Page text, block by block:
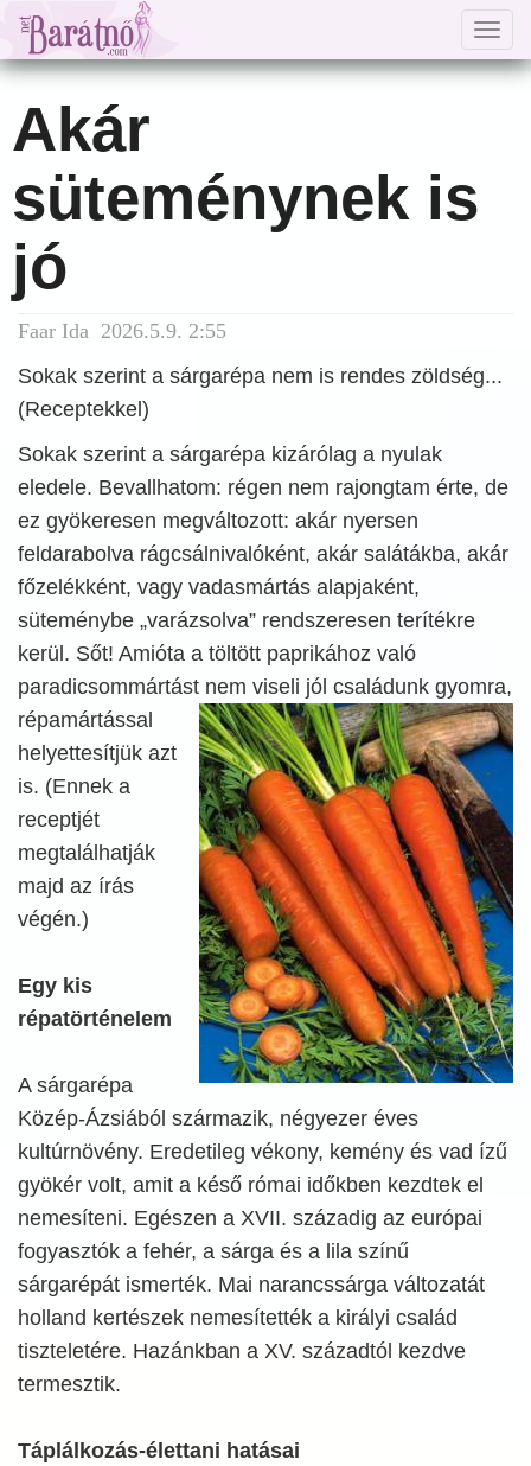
Akár
süteménynek is
jó
Faar Ida 2026.5.9. 2:55
Sokak szerint a sárgarépa nem is rendes zöldség...
(Receptekkel)
Sokak szerint a sárgarépa kizárólag a nyulak
eledele. Bevallhatom: régen nem rajongtam érte, de
ez gyökeresen megváltozott: akár nyersen
feldarabolva rágcsálnivalóként, akár salátákba, akár
főzelékként, vagy vadasmártás alapjaként,
süteménybe „varázsolva” rendszeresen terítékre
kerül. Sőt! Amióta a töltött paprikához való
paradicsommártást nem viseli jól családunk gyomra,
répamártással
helyettesítjük azt
is. (Ennek a
receptjét
megtalálhatják
majd az írás
végén.)
Egy kis
répatörténelem
A sárgarépa
Közép-Ázsiából származik, négyezer éves
kultúrnövény. Eredetileg vékony, kemény és vad ízű
gyökér volt, amit a késő római időkben kezdtek el
nemesíteni. Egészen a XVII. századig az európai
fogyasztók a fehér, a sárga és a lila színű
sárgarépát ismerték. Mai narancssárga változatát
holland kertészek nemesítették a királyi család
tiszteletére. Hazánkban a XV. századtól kezdve
termesztik.
Táplálkozás-élettani hatásai